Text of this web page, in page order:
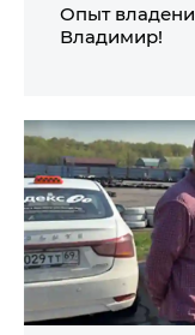
Опыт
Владимир!